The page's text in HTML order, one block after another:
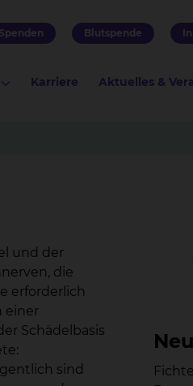
Spenden Blutspende
Karriere Aktuelles &
und der
die
erforderlich
einer
Schädelbasis
sind